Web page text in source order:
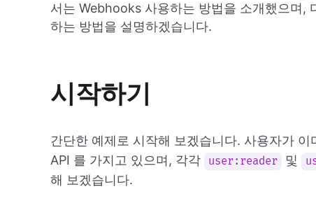
서는 Webhooks 사용하는 방법을 소개했으며,
하는 방법을 설명하겠습니다.
시작하기
간단한 예제로 시작해 보겠습니다. 사용자가 이
API 를 가지고 있으며, 각각
user:reader 및
해 보겠습니다.